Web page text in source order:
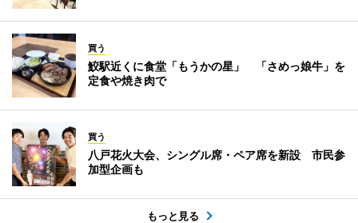
買う
鮫駅近くに食堂「もうかの星」 「さめっ娘牛」を
定食や焼き肉で
買う
八戸花火大会、シングル席・ペア席を新設 市民参
加型企画も
もっと見る